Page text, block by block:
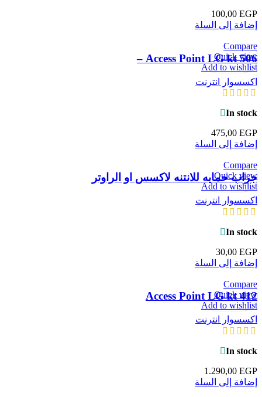
100,00 EGP
إضافة إلى السلة
Compare
Quick view
Add to wishlist
Access Point LG kt 506 –
اكسسوار انترنت
In stock
475,00 EGP
إضافة إلى السلة
Compare
Quick view
Add to wishlist
جراب حمايه للانتنه لاكسس او الراوتر
اكسسوار انترنت
In stock
30,00 EGP
إضافة إلى السلة
Compare
Quick view
Add to wishlist
Access Point LG kt 412
اكسسوار انترنت
In stock
1.290,00 EGP
إضافة إلى السلة